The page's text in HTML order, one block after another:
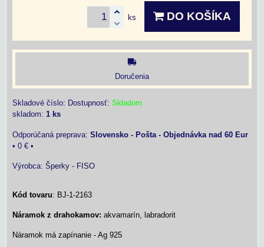
ks DO KOŠÍKA
Doručenia
Skladové číslo: Dostupnosť: Skladom
skladom: 1 ks
Slovensko - Pošta - Objednávka nad 60 Eur
• 0 € •
Výrobca: Šperky - FISO
Kód tovaru: BJ-1-2163
Náramok z drahokamov: akvamarín, labradorit
Náramok má zapínanie - Ag 925